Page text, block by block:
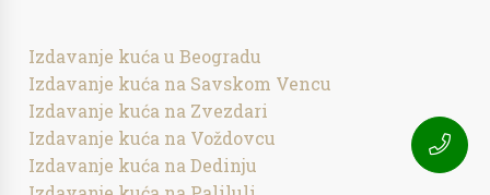
Izdavanje kuća u Beogradu
Izdavanje kuća na Savskom Vencu
Izdavanje kuća na Zvezdari
Izdavanje kuća na Voždovcu
Izdavanje kuća na Dedinju